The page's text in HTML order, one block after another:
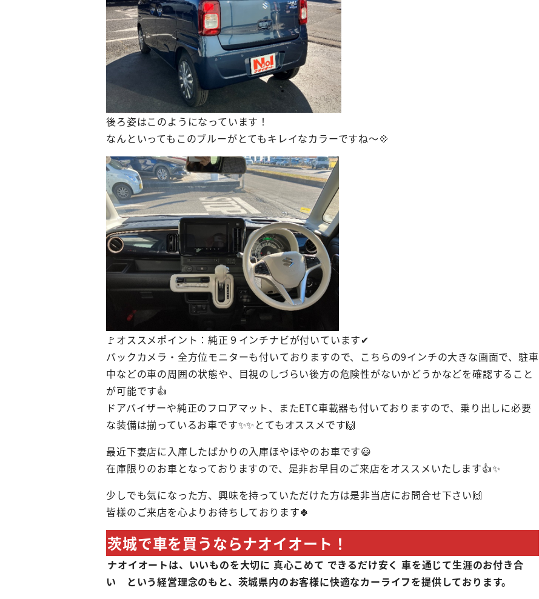
後ろ姿はこのようになっています！
なんといってもこのブルーがとてもキレイなカラーですね～💠
🚩オススメポイント：純正９インチナビが付いています✔
バックカメラ・全方位モニターも付いておりますので、こちらの9インチの大きな画面で、駐車
中などの車の周囲の状態や、目視のしづらい後方の危険性がないかどうかなどを確認すること
が可能です👍
ドアバイザーや純正のフロアマット、またETC車載器も付いておりますので、乗り出しに必要
な装備は揃っているお車です✨✨とてもオススメです🙌
最近下妻店に入庫したばかりの入庫ほやほやのお車です😃
在庫限りのお車となっておりますので、是非お早目のご来店をオススメいたします👍✨
少しでも気になった方、興味を持っていただけた方は是非当店にお問合せ下さい🙌
皆様のご来店を心よりお待ちしております🍀
茨城で車を買うならナオイオート！
ナオイオートは、いいものを大切に 真心こめて できるだけ安く 車を通じて生涯のお付き合
い という経営理念のもと、茨城県内のお客様に快適なカーライフを提供しております。